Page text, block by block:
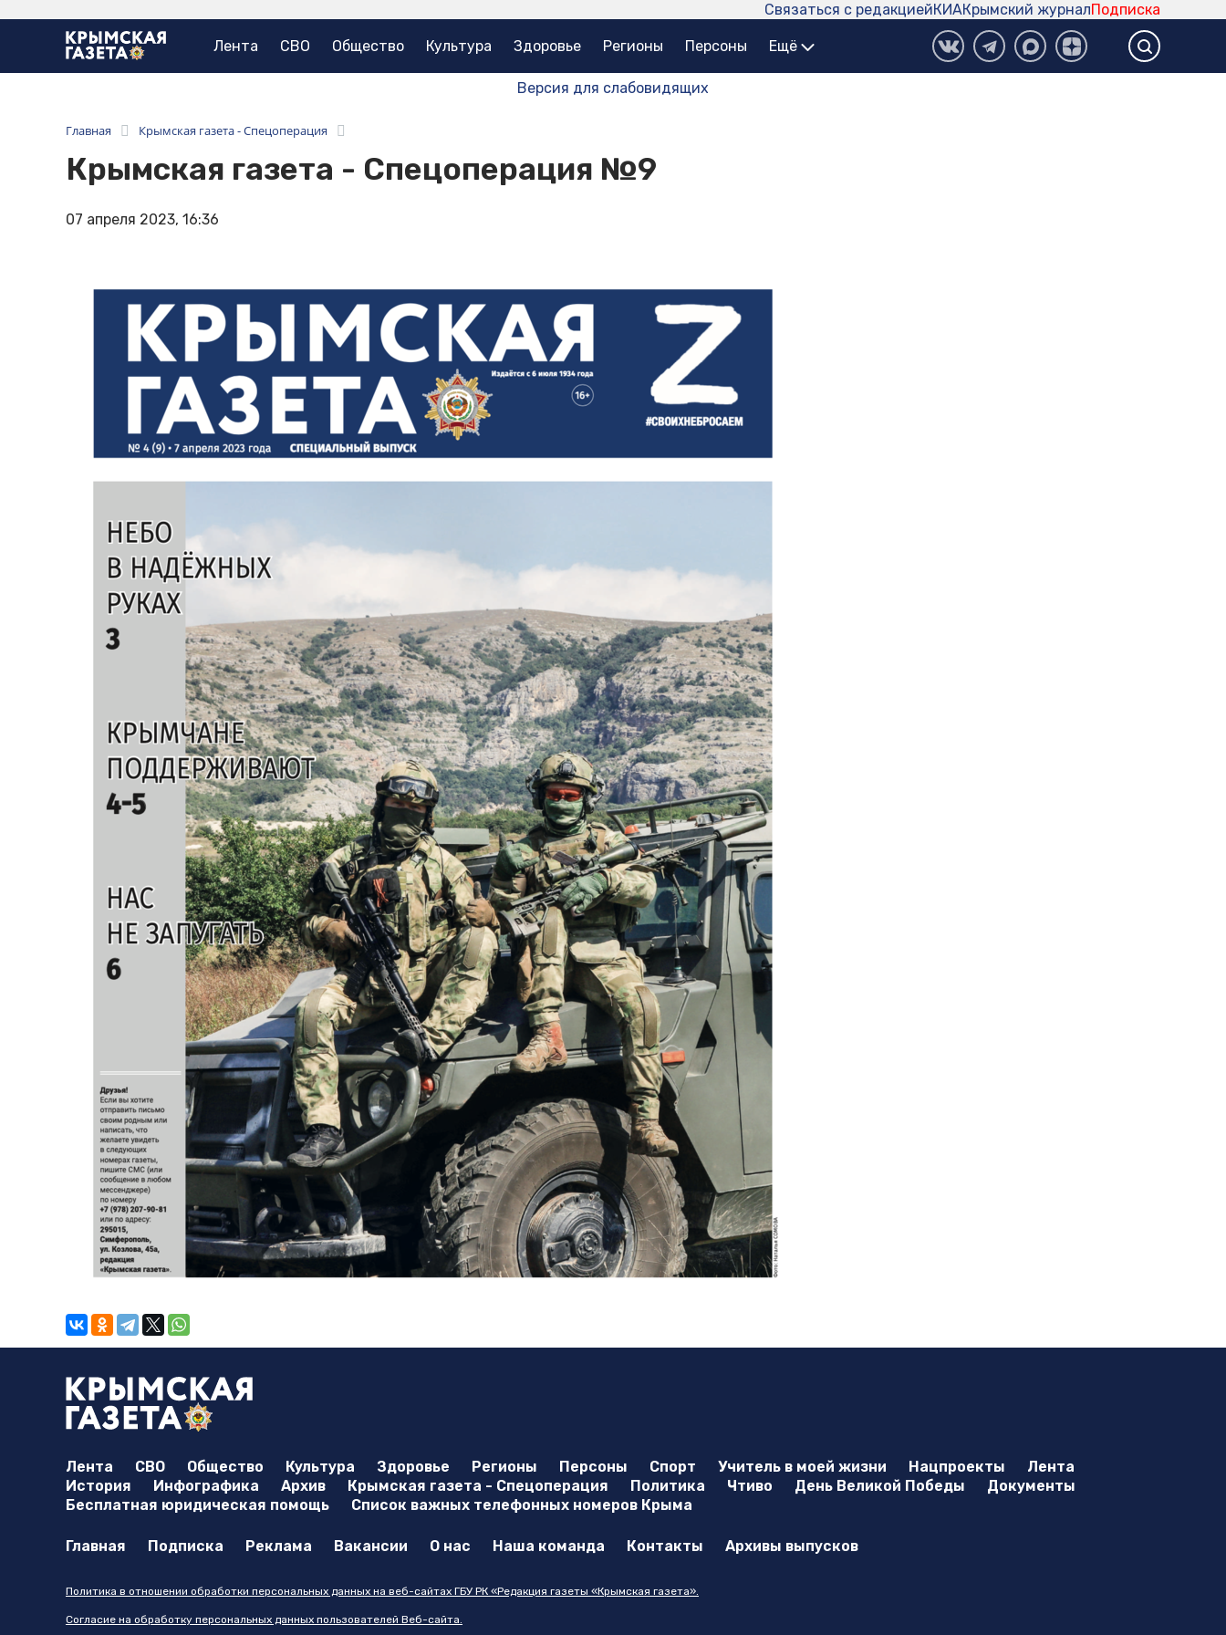
Подписка
Крымский журнал
КИА
Связаться с редакцией
Лента СВО Общество Культура Здоровье Регионы Персоны Ещё
Версия для слабовидящих
Главная Крымская газета - Спецоперация
Крымская газета - Спецоперация №9
07 апреля 2023, 16:36
Лента СВО Общество Культура Здоровье Регионы Персоны Спорт Учитель в моей жизни Нацпроекты
Лента
История
Инфографика Архив Крымская газета - Спецоперация Политика Чтиво День Великой Победы
Документы
Бесплатная юридическая помощь
Список важных телефонных номеров Крыма
Главная Подписка Реклама Вакансии О нас Наша команда Контакты Архивы выпусков
Политика в отношении обработки персональных данных на веб-сайтах ГБУ РК «Редакция газеты «Крымская газета».
Согласие на обработку персональных данных пользователей Веб-сайта.